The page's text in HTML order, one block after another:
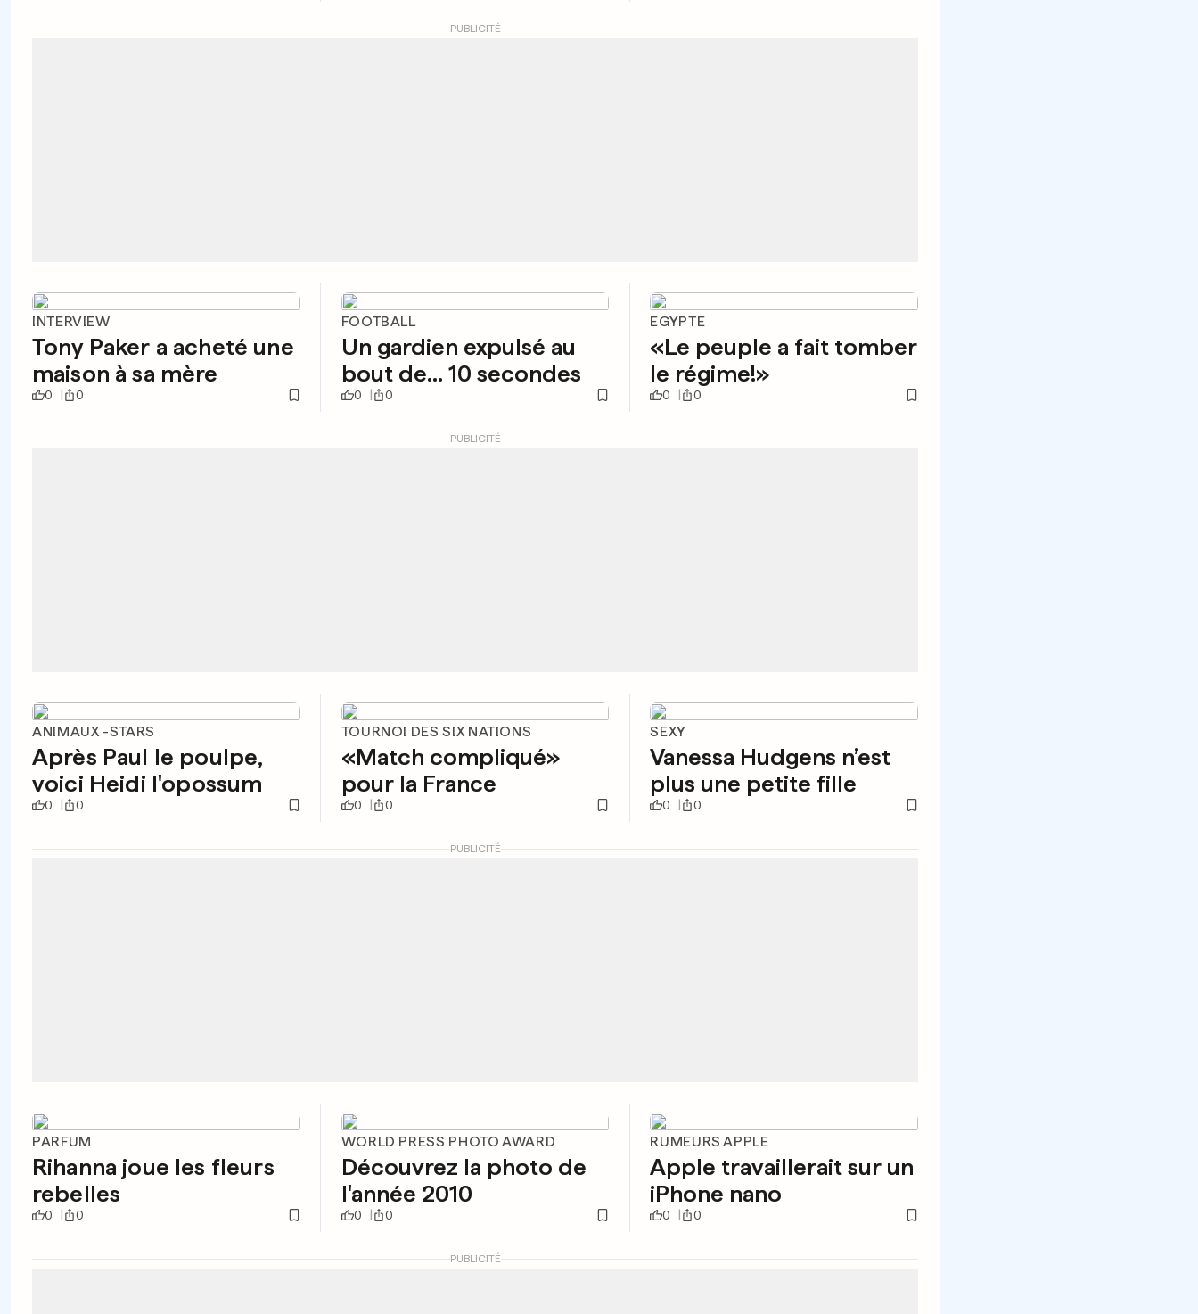
PUBLICITÉ
INTERVIEW
Tony Paker a acheté une
maison à sa mère
0 0
FOOTBALL
Un gardien expulsé au
bout de... 10 secondes
0 0
EGYPTE
«Le peuple a fait tomber
le régime!»
0 0
PUBLICITÉ
ANIMAUX -STARS
Après Paul le poulpe,
voici Heidi l'opossum
0 0
TOURNOI DES SIX NATIONS
«Match compliqué»
pour la France
0 0
SEXY
Vanessa Hudgens n’est
plus une petite fille
0 0
PUBLICITÉ
PARFUM
Rihanna joue les fleurs
rebelles
0 0
WORLD PRESS PHOTO AWARD
Découvrez la photo de
l'année 2010
0 0
RUMEURS APPLE
Apple travaillerait sur un
iPhone nano
0 0
PUBLICITÉ